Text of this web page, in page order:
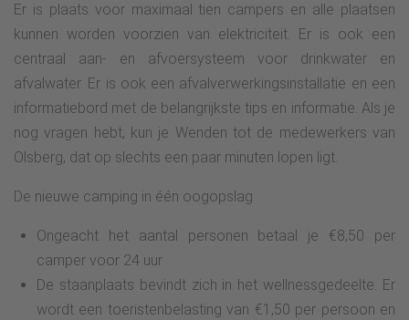
Er is plaats voor maximaal tien campers en alle plaatsen
kunnen worden voorzien van elektriciteit. Er is ook een
centraal aan- en afvoersysteem voor drinkwater en
afvalwater. Er is ook een afvalverwerkingsinstallatie en een
informatiebord met de belangrijkste tips en informatie. Als je
nog vragen hebt, kun je Wenden tot de medewerkers van
Olsberg, dat op slechts een paar minuten lopen ligt.
De nieuwe camping in één oogopslag
Ongeacht het aantal personen betaal je €8,50 per
camper voor 24 uur
De staanplaats bevindt zich in het wellnessgedeelte. Er
wordt een toeristenbelasting van €1,50 per persoon en